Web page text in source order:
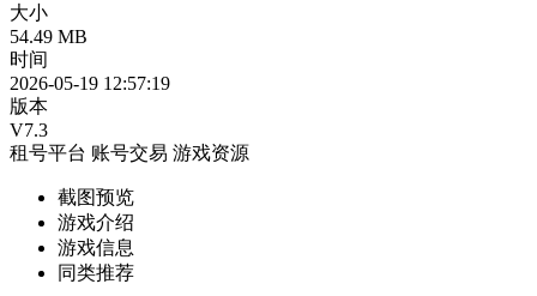
大小
54.49 MB
时间
2026-05-19 12:57:19
版本
V7.3
租号平台 账号交易 游戏资源
截图预览
游戏介绍
游戏信息
同类推荐